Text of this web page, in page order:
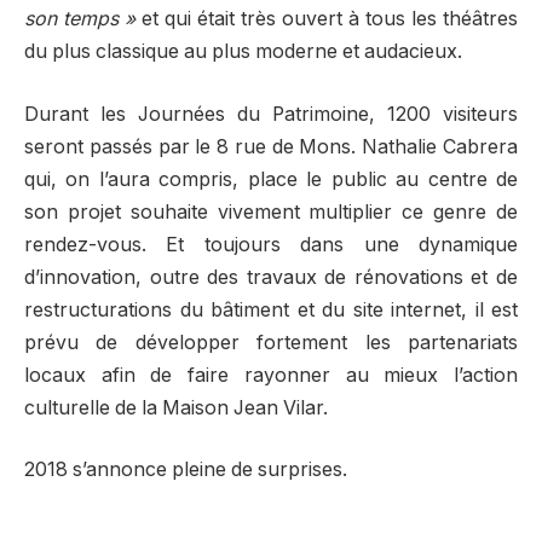
son temps »et qui était très ouvert à tous les théâtres
du plus classique au plus moderne et audacieux.
Durant les Journées du Patrimoine, 1200 visiteurs
seront passés par le 8 rue de Mons. Nathalie Cabrera
qui, on l’aura compris, place le public au centre de
son projet souhaite vivement multiplier ce genre de
rendez-vous. Et toujours dans une dynamique
d’innovation, outre des travaux de rénovations et de
restructurations du bâtiment et du site internet, il est
prévu de développer fortement les partenariats
locaux afin de faire rayonner au mieux l’action
culturelle de la Maison Jean Vilar.
2018 s’annonce pleine de surprises.